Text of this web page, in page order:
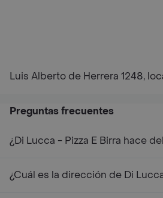
Luis Alberto de Herrera 1248,
Preguntas frecuentes
¿Di Lucca - Pizza E Birra hace
¿Cuál es la dirección de Di